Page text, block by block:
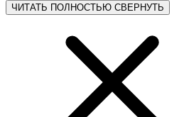
ЧИТАТЬ ПОЛНОСТЬЮ СВЕРНУТЬ